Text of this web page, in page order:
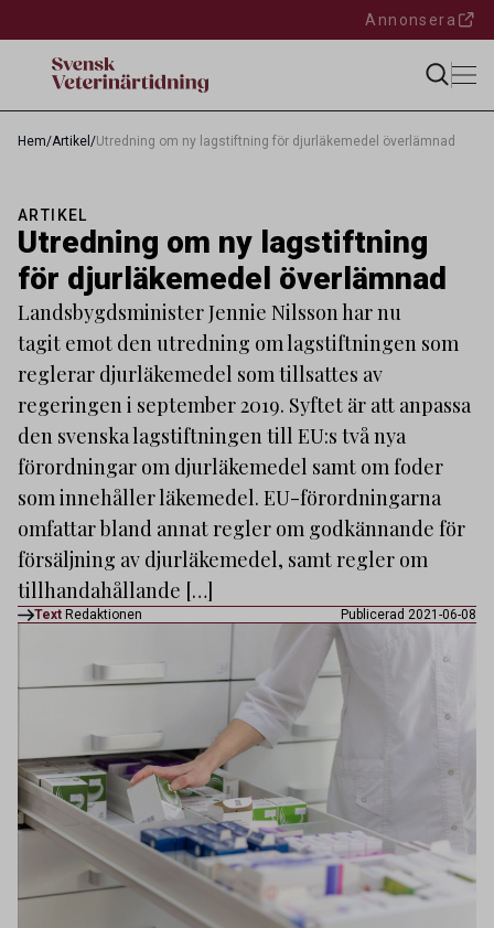
Annonsera
Hem/Artikel /Utredning om ny lagstiftning för djurläkemedel överlämnad
ARTIKEL
Utredning om ny lagstiftning
för djurläkemedel överlämnad
Landsbygdsminister Jennie Nilsson har nu
tagit emot den utredning om lagstiftningen som
reglerar djurläkemedel som tillsattes av
regeringen i september 2019. Syftet är att anpassa
den svenska lagstiftningen till EU:s två nya
förordningar om djurläkemedel samt om foder
som innehåller läkemedel. EU-förordningarna
omfattar bland annat regler om godkännande för
försäljning av djurläkemedel, samt regler om
tillhandahållande […]
Text Redaktionen Publicerad 2021-06-08